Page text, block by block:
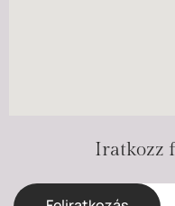
Iratkozz